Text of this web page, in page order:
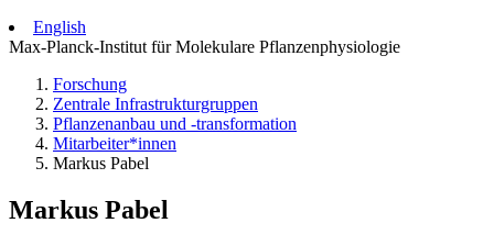
English
Max-Planck-Institut für Molekulare Pflanzenphysiologie
Forschung
Zentrale Infrastrukturgruppen
Pflanzenanbau und -transformation
Mitarbeiter*innen
Markus Pabel
Markus Pabel